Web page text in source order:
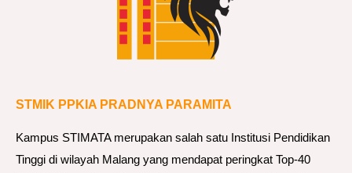
STMIK PPKIA PRADNYA PARAMITA
Kampus STIMATA merupakan salah satu Institusi Pendidikan
Tinggi di wilayah Malang yang mendapat peringkat Top-40